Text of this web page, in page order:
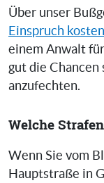
Über unser
Einspruch
einem Anwalt
gut die Chancen
anzufechten.
Welche
Wenn Sie vom
Hauptstraße in